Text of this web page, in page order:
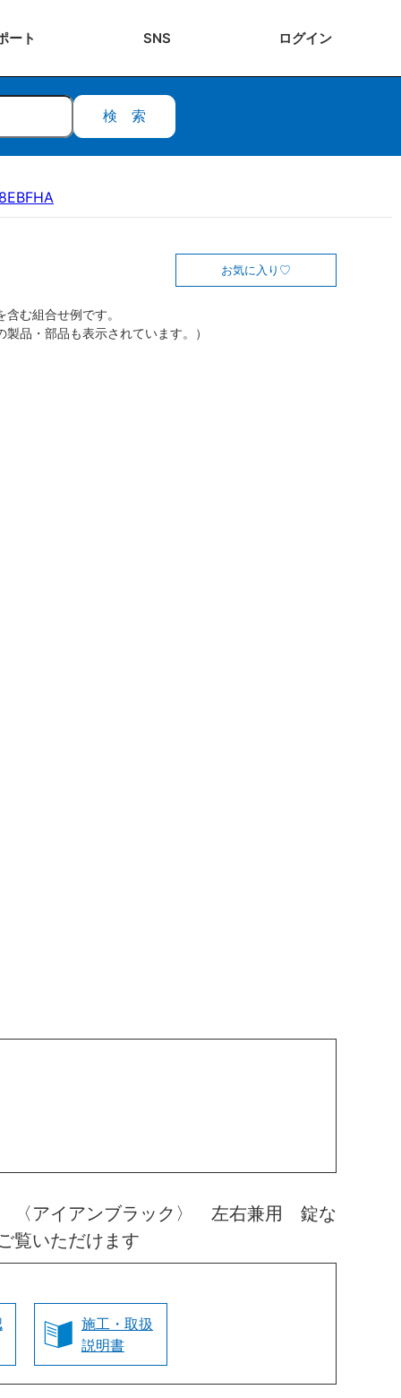
ート SNS ログイン
検索
お気に入り
む組合せ例です。
製品・部品も表示されています。）
アイアンブラック〉 左右兼用 錠な
覧いただけます
施工・取扱
説明書